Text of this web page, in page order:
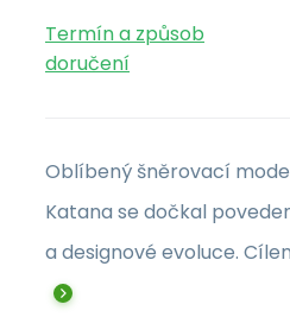
Termín a způsob
doručení
Oblíbený šněrovací
Katana se dočkal
a designové evoluce.